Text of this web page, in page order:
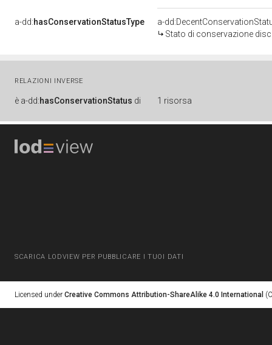
a-dd:hasConservationStatusType
a-
Stato di conservazione
RELAZIONI INVERSE
è a-dd:hasConservationStatus di 1 risorsa
SCARICA LODVIEW PER PUBBLICARE I TUOI DATI
Licensed under Creative Commons Attribution-ShareAlike 4.0 International